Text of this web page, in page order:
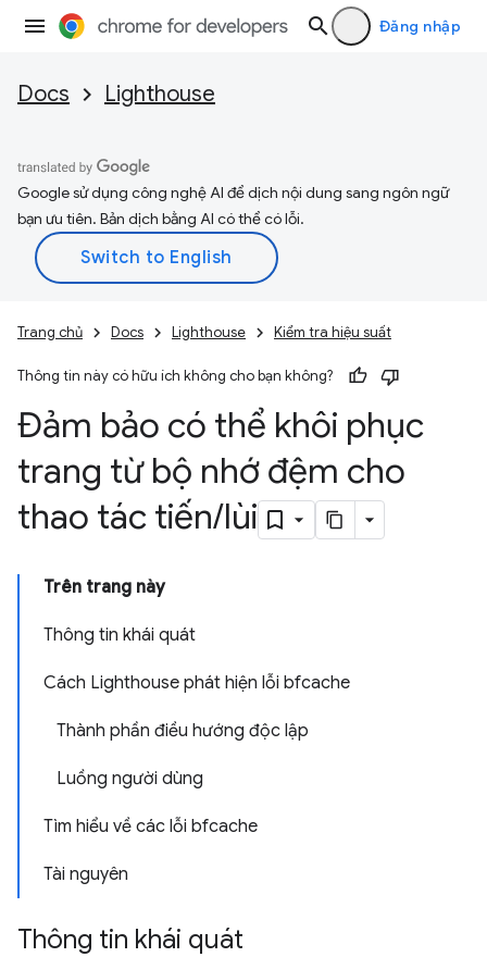
Đăng nhập
Docs Lighthouse
Google sử dụng công nghệ AI để dịch nội dung sang ngôn ngữ
bạn ưu tiên. Bản dịch bằng AI có thể có lỗi.
Trang chủ Docs Lighthouse Kiểm tra hiệu suất
Thông tin này có hữu ích không cho bạn không?
Đảm bảo có thể khôi phục
trang từ bộ nhớ đệm cho
thao tác tiến/lùi
Trên trang này
Thông tin khái quát
Cách Lighthouse phát hiện lỗi bfcache
Thành phần điều hướng độc lập
Luồng người dùng
Tìm hiểu về các lỗi bfcache
Tài nguyên
Thông tin khái quát